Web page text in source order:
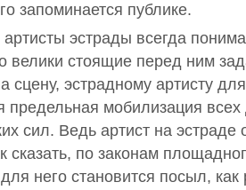
запоминается публике.
эстрады всегда
велики стоящие перед ним
сцену, эстрадному артисту
предельная мобилизация
сил. Ведь артист на эстраде
сказать, по законам
него становится посыл, как